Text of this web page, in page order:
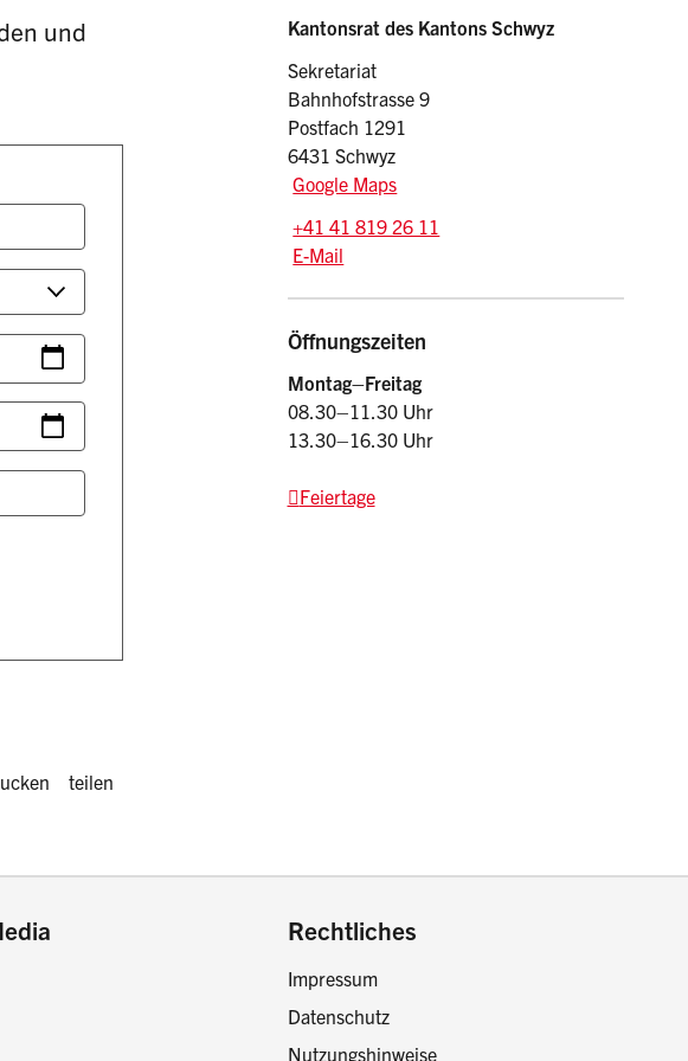
und
Sidebar
Adresse
Kantonsrat des Kantons Schwyz
Sekretariat
Bahnhofstrasse 9
Postfach 1291
6431 Schwyz
Google Maps
Tel.:
+41 41 819 26 11
E-Mail: kr
E-Mail
Öffnungszeiten
Montag–Freitag
08.30–11.30 Uhr
13.30–16.30 Uhr
Feiertage
Seite drucken oder teilen:
teilen
Rechtliches
Impressum
Datenschutz
Nutzungshinweise